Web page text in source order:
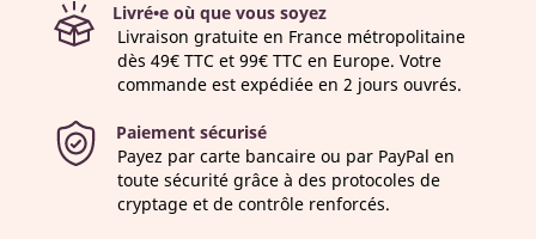
Livré•e où que vous soyez
Livraison gratuite en France métropolitaine
dès 49€ TTC et 99€ TTC en Europe. Votre
commande est expédiée en 2 jours ouvrés.
Paiement sécurisé
Payez par carte bancaire ou par PayPal en
toute sécurité grâce à des protocoles de
cryptage et de contrôle renforcés.